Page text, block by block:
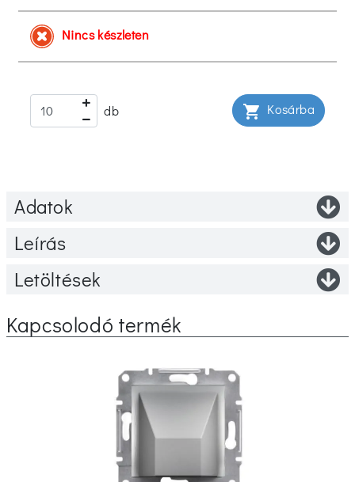
Nincs készleten
db shopping_cart Kosárba
Adatok
Leírás
Letöltések
Kapcsolodó termék